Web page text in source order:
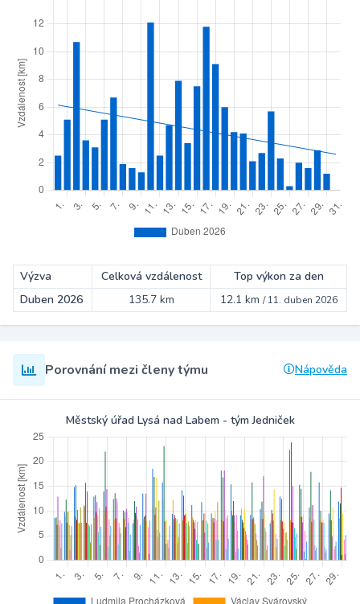
Výzva Celková vzdálenost
Top výkon za den
Duben 2026
135.7 km 12.1 km /11. duben 2026
Porovnání mezi členy týmu Nápověda
Městský úřad Lysá nad Labem - tým Jedniček